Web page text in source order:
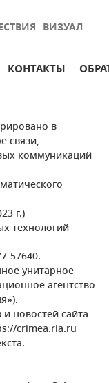
ВИЗУАЛ
КОНТАКТЫ
в
связи,
коммуникаций
г.)
технологий
57640.
унитарное
агентство
новостей сайта
crimea.ria.ru